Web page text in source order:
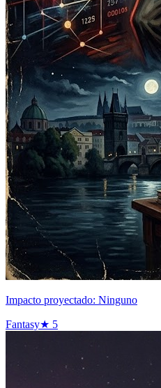
Impacto proyectado: Ninguno
Fantasy★ 5